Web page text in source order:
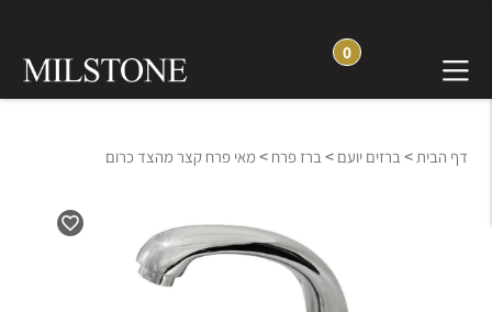
0
דף הבית> ברזים יועם > ברז פרח > מאי פרח קצר מהצד כרום